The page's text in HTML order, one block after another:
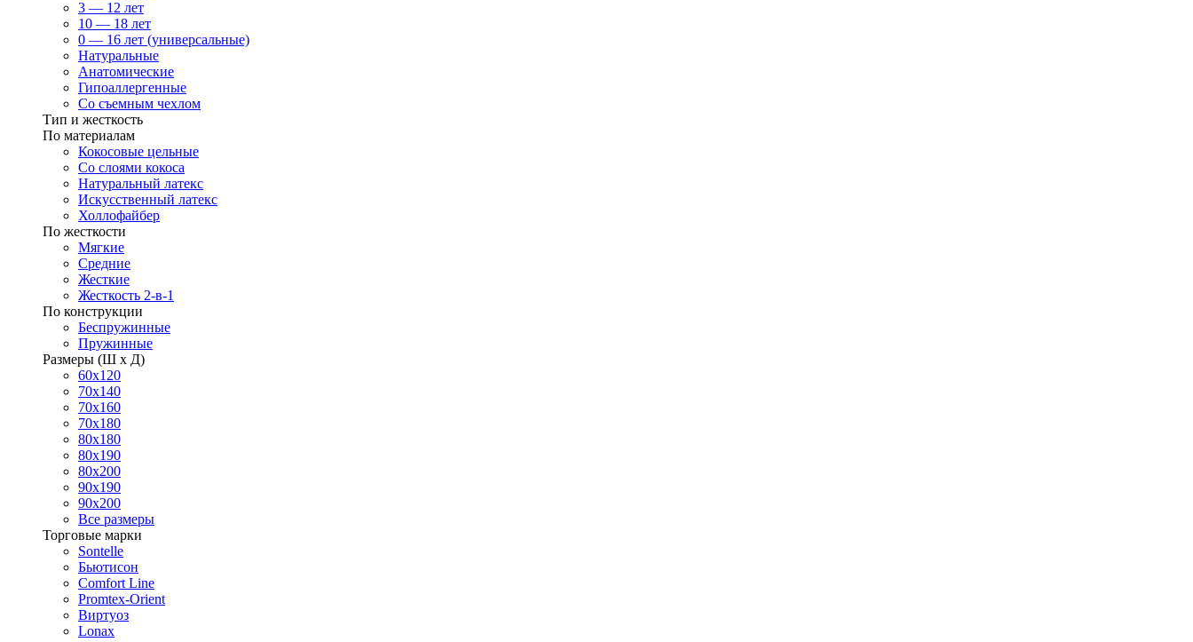
3 — 12 лет
10 — 18 лет
0 — 16 лет (универсальные)
Натуральные
Анатомические
Гипоаллергенные
Со съемным чехлом
Тип и жесткость
По материалам
Кокосовые цельные
Со слоями кокоса
Натуральный латекс
Искусственный латекс
Холлофайбер
По жесткости
Мягкие
Средние
Жесткие
Жесткость 2-в-1
По конструкции
Беспружинные
Пружинные
Размеры (Ш х Д)
60х120
70х140
70х160
70х180
80х180
80х190
80х200
90х190
90х200
Все размеры
Торговые марки
Sontelle
Бьютисон
Comfort Line
Promtex-Orient
Виртуоз
Lonax